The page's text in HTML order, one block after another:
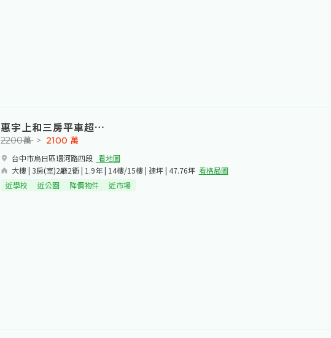
惠宇上和三房平車超值價
台中市烏日區環河路四段​ 看地圖
大樓 | 3房(室)2廳2衛 | 1.9年 | 14樓/15樓 | 建坪 | 47.76坪 看格局圖
2200萬 > 2100 萬
近學校 近公園 降價物件 近市場